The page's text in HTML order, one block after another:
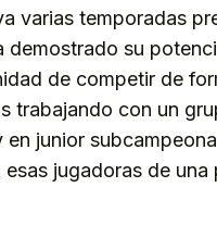
varias temporadas
demostrado su
de competir de
trabajando con un
junior
jugadoras de